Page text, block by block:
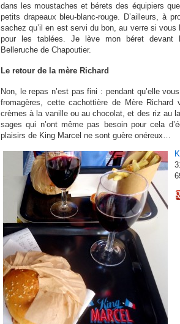
dans les moustaches et bérets des équipiers
petits drapeaux bleu-blanc-rouge. D’ailleurs, à
sachez qu’il en est servi du bon, au verre si
pour les tablées. Je lève mon béret devant
Belleruche de Chapoutier.
Le retour de la mère Richard
Non, le repas n’est pas fini : pendant qu’elle
fromagères, cette cachottière de Mère Richard
crèmes à la vanille ou au chocolat, et des riz au
sages qui n’ont même pas besoin pour cela
plaisirs de King Marcel ne sont guère onéreux…